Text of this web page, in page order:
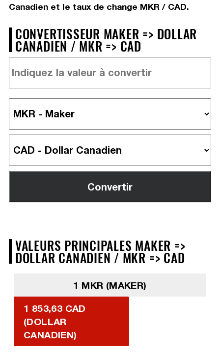
Canadien et le taux de change MKR / CAD.
CONVERTISSEUR MAKER => DOLLAR
CANADIEN / MKR => CAD
VALEURS PRINCIPALES MAKER =>
DOLLAR CANADIEN / MKR => CAD
1 MKR (MAKER)
1 853,63 CAD
(DOLLAR
CANADIEN)